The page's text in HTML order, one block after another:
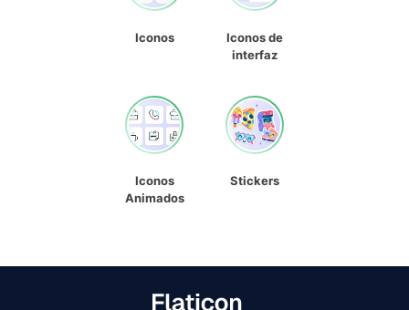
Iconos
Iconos de
interfaz
Iconos
Animados
Stickers